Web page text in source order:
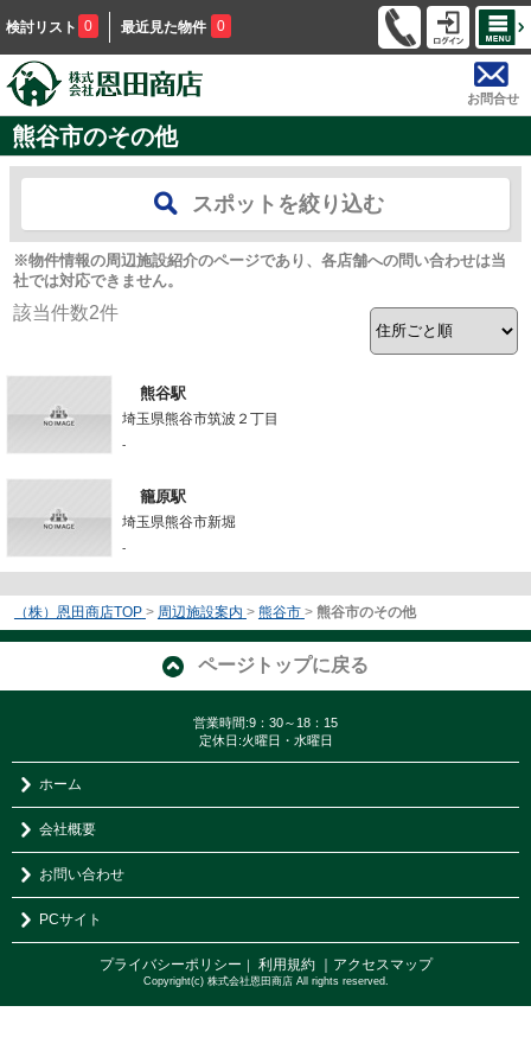
検討リスト 0 最近見た物件 0
お問合せ
熊谷市のその他
スポットを絞り込む
※物件情報の周辺施設紹介のページであり、各店舗への問い合わせは当
社では対応できません。
該当件数2件
熊谷駅
埼玉県熊谷市筑波２丁目
-
籠原駅
埼玉県熊谷市新堀
-
（株）恩田商店TOP > 周辺施設案内 > 熊谷市 > 熊谷市のその他
ページトップに戻る
営業時間:9：30～18：15
定休日:火曜日・水曜日
ホーム
会社概要
お問い合わせ
PCサイト
プライバシーポリシー ｜ 利用規約 ｜アクセスマップ
Copyright(c) 株式会社恩田商店 All rights reserved.